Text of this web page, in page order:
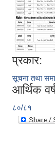
प्रकार:
सूचना तथा
आर्थिक
८०/८१